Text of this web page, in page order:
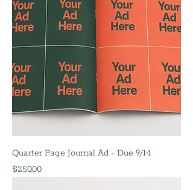
Quarter Page Journal Ad - Due 9/14
Precio
$250.00